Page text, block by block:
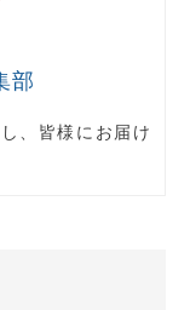
部
、皆様にお届け